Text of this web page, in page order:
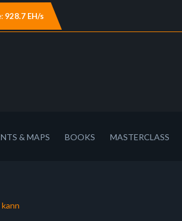
928.7 EH/s
& MAPS BOOKS MASTERCLASS